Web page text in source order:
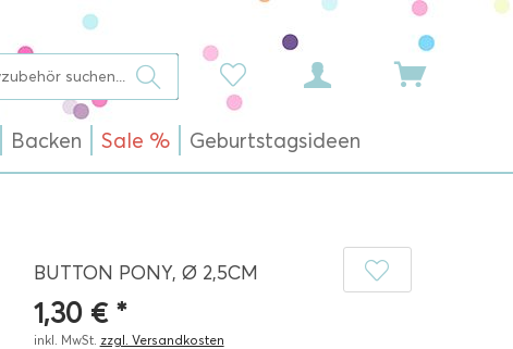
Backen Sale % Geburtstagsideen
BUTTON PONY, Ø 2,5CM
1,30 € *
inkl. MwSt. zzgl. Versandkosten